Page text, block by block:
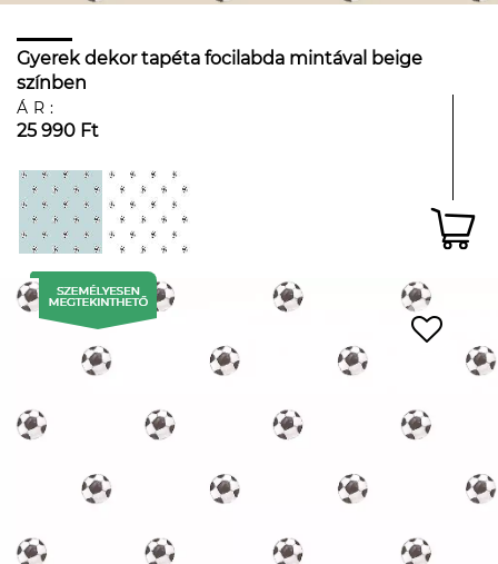
Gyerek dekor tapéta focilabda mintával beige
színben
ÁR:
25 990 Ft